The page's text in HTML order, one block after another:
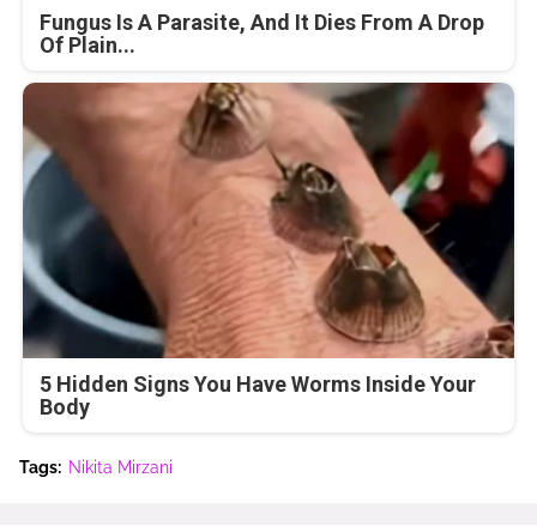
Fungus Is A Parasite, And It Dies From A Drop
Of Plain...
5 Hidden Signs You Have Worms Inside Your
Body
Tags: Nikita Mirzani